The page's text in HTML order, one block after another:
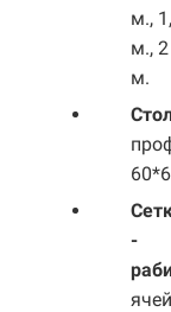
м.,
м., 2
м.
-